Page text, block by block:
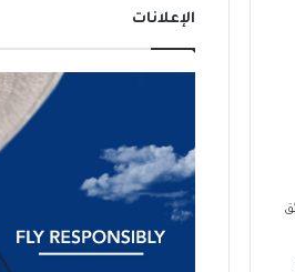
الإعلانات